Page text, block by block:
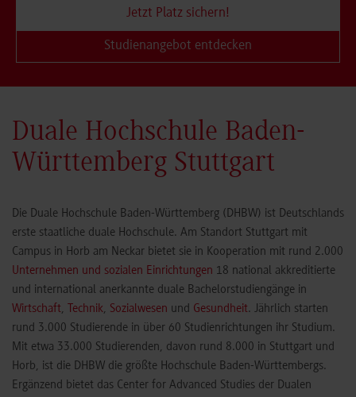
Jetzt Platz sichern!
Studienangebot entdecken
Duale Hochschule Baden-
Württemberg Stuttgart
Die Duale Hochschule Baden-Württemberg (DHBW) ist Deutschlands
erste staatliche duale Hochschule. Am Standort Stuttgart mit
Campus in Horb am Neckar bietet sie in Kooperation mit rund 2.000
Unternehmen und sozialen Einrichtungen 18 national akkreditierte
und international anerkannte duale Bachelorstudiengänge in
Wirtschaft, Technik, Sozialwesen und Gesundheit. Jährlich starten
rund 3.000 Studierende in über 60 Studienrichtungen ihr Studium.
Mit etwa 33.000 Studierenden, davon rund 8.000 in Stuttgart und
Horb, ist die DHBW die größte Hochschule Baden-Württembergs.
Ergänzend bietet das Center for Advanced Studies der Dualen